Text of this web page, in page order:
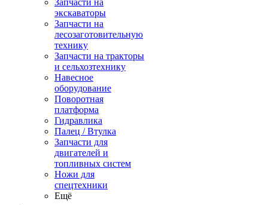
Запчасти на
экскаваторы
Запчасти на
лесозаготовительную
технику
Запчасти на тракторы
и сельхозтехнику
Навесное
оборудование
Поворотная
платформа
Гидравлика
Палец / Втулка
Запчасти для
двигателей и
топливных систем
Ножи для
спецтехники
Ещё